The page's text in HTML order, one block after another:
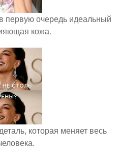
первую очередь идеальный
кожа.
которая меняет весь